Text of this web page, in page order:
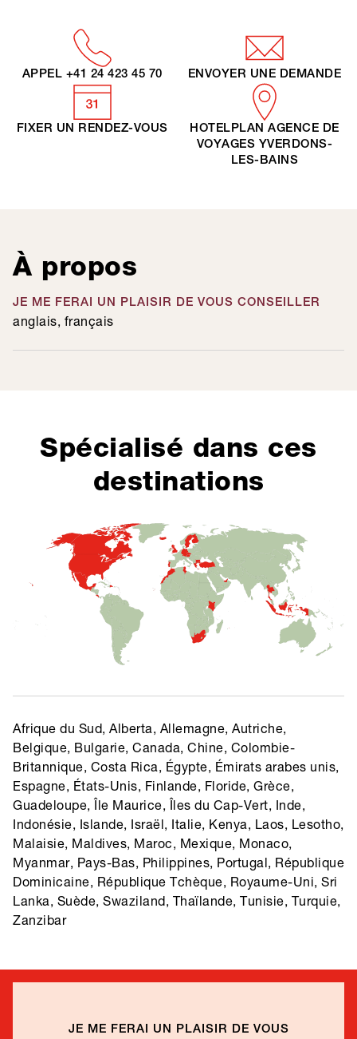
APPEL +41 24 423 45 70 ENVOYER UNE DEMANDE
FIXER UN RENDEZ-VOUS
HOTELPLAN AGENCE DE
VOYAGES YVERDONS-
LES-BAINS
À propos
JE ME FERAI UN PLAISIR DE VOUS CONSEILLER
anglais français
Spécialisé dans ces
destinations
Afrique du Sud, Alberta, Allemagne, Autriche,
Belgique, Bulgarie, Canada, Chine, Colombie-
Britannique, Costa Rica, Égypte, Émirats arabes unis,
Espagne, États-Unis, Finlande, Floride, Grèce,
Guadeloupe, Île Maurice, Îles du Cap-Vert, Inde,
Indonésie, Islande, Israël, Italie, Kenya, Laos, Lesotho,
Malaisie, Maldives, Maroc, Mexique, Monaco,
Myanmar, Pays-Bas, Philippines, Portugal, République
Dominicaine, République Tchèque, Royaume-Uni, Sri
Lanka, Suède, Swaziland, Thaïlande, Tunisie, Turquie,
Zanzibar
JE ME FERAI UN PLAISIR DE VOUS